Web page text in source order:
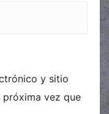
y sitio
vez que